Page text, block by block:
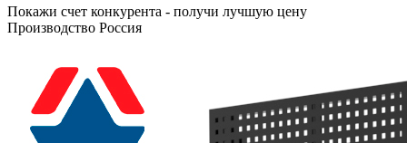
Покажи счет конкурента - получи лучшую цену
Производство Россия